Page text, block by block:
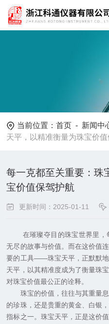
当前位置：首页 - 新闻中
天平，以精准衡量为珠宝价
每一克都至关重要：珠
宝价值保驾护航
更新时间：2025-01-11
在璀璨夺目的珠宝世界里，
无尽的故事与价值。而在这价值
要的工具——珠宝天平，正默默
天平，以其精准度成为了衡量珠
对珠宝价值最公正的诠释。
珠宝的价值，往往与其重量息
的珍珠，还是贵重的黄金、白银
指标之一。珠宝天平，正是这价